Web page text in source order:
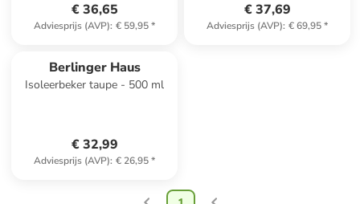
€ 36,65
Adviesprijs (AVP): € 59,95*
€ 37,69
Adviesprijs (AVP): € 69,95*
Berlinger Haus
Isoleerbeker taupe - 500 ml
€ 32,99
Adviesprijs (AVP): € 26,95*